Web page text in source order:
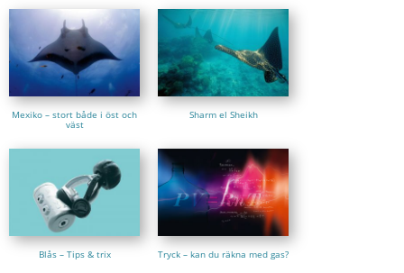
Mexiko – stort både i öst och
väst
Sharm el Sheikh
Blås – Tips & trix Tryck – kan du räkna med gas?